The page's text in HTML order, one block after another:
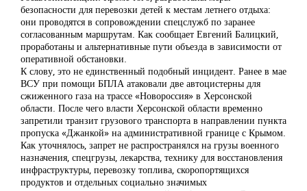
безопасности для перевозки детей к местам летнего отдыха:
они проводятся в сопровождении спецслужб по заранее
согласованным маршрутам. Как сообщает Евгений Балицкий,
проработаны и альтернативные пути объезда в зависимости от
оперативной обстановки.
К слову, это не единственный подобный инцидент. Ранее в мае
ВСУ при помощи БПЛА атаковали две автоцистерны для
сжиженного газа на трассе «Новороссия» в Херсонской
области. После чего власти Херсонской области временно
запретили транзит грузового транспорта в направлении пункта
пропуска «Джанкой» на административной границе с Крымом.
Как уточнялось, запрет не распространялся на грузы военного
назначения, спецгрузы, лекарства, технику для восстановления
инфраструктуры, перевозку топлива, скоропортящихся
продуктов и отдельных социально значимых